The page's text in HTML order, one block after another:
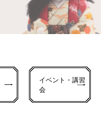
イベント・講習
会